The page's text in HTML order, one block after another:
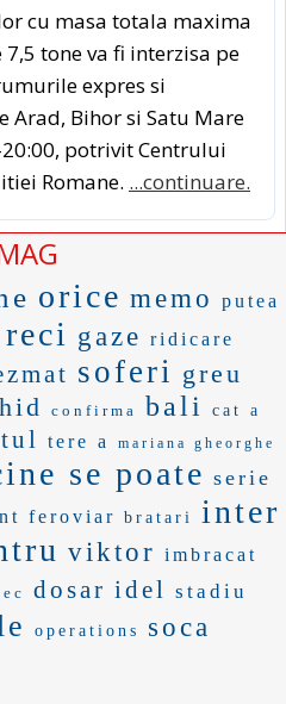
cu masa totala maxima
tone va fi interzisa pe
expres si
Arad, Bihor si Satu Mare
potrivit Centrului
Romane. ...continuare.
orice memo putea
reci gaze ridicare
soferi greu
confirma bali cat a
tere a mariana gheorghe
se poate serie
feroviar bratari inter
viktor imbracat
dosar idel stadiu
operations soca